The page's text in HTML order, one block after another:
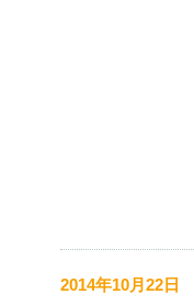
2014年10月22日